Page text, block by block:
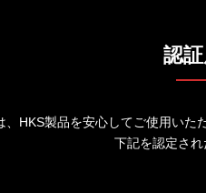
認
、HKS製品を安心してご使用いた
下記を認定され